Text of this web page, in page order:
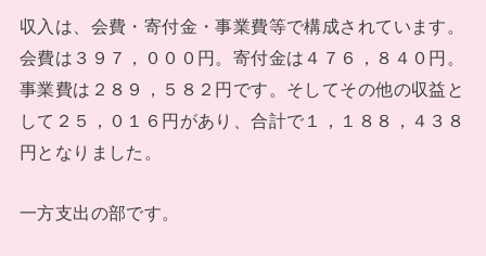
収入は、会費・寄付金・事業費等で構成されています。
会費は３９７，０００円。寄付金は４７６，８４０円。
事業費は２８９，５８２円です。そしてその他の収益と
して２５，０１６円があり、合計で１，１８８，４３８
円となりました。
一方支出の部です。